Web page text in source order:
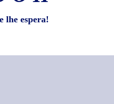
lhe espera!